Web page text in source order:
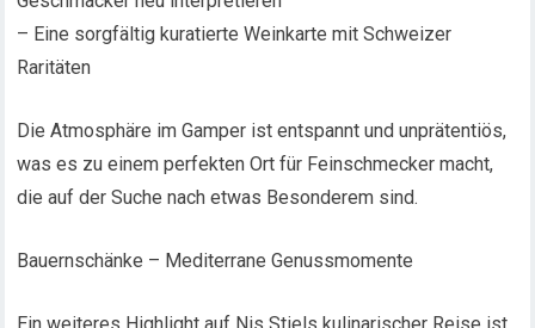
– Eine sorgfältig kuratierte Weinkarte mit Schweizer
Raritäten
Die Atmosphäre im Gamper ist entspannt und unprätentiös,
was es zu einem perfekten Ort für Feinschmecker macht,
die auf der Suche nach etwas Besonderem sind.
Bauernschänke – Mediterrane Genussmomente